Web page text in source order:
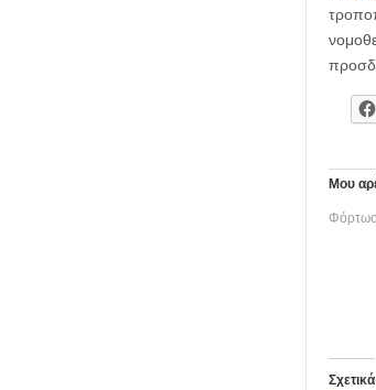
Μου
Σχετικά